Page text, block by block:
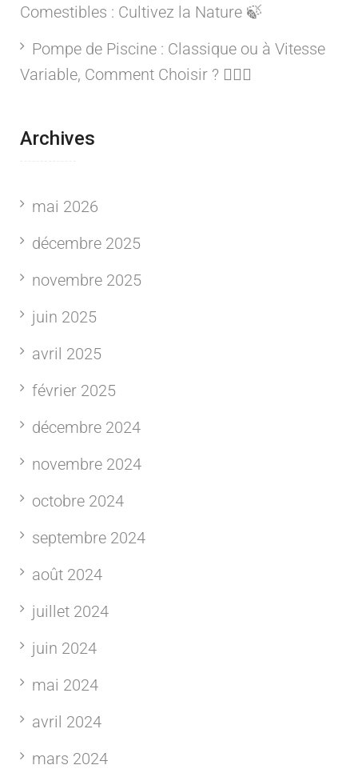
Comestibles : Cultivez la Nature 🍃
Pompe de Piscine : Classique ou à Vitesse
Variable, Comment Choisir ? 🏊‍♂️💦
Archives
mai 2026
décembre 2025
novembre 2025
juin 2025
avril 2025
février 2025
décembre 2024
novembre 2024
octobre 2024
septembre 2024
août 2024
juillet 2024
juin 2024
mai 2024
avril 2024
mars 2024